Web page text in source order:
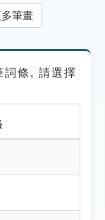
筆畫
詞條, 請選擇